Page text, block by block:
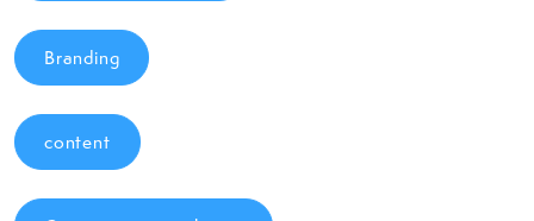
Branding
content